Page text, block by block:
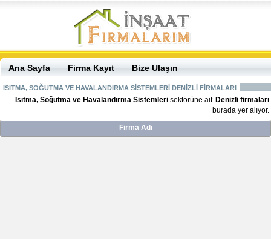
Ana Sayfa Firma Kayıt Bize Ulaşın
ISITMA, SOĞUTMA VE HAVALANDIRMA SİSTEMLERİ DENİZLİ FİRMALARI
Isıtma, Soğutma ve Havalandırma Sistemleri sektörüne ait Denizli firmaları
burada yer alıyor.
Firma Adı